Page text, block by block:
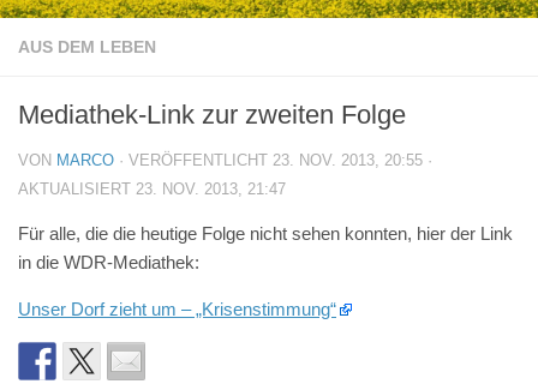
AUS DEM LEBEN
Mediathek-Link zur zweiten Folge
VON MARCO · VERÖFFENTLICHT 23. NOV. 2013, 20:55 ·
AKTUALISIERT 23. NOV. 2013, 21:47
Für alle, die die heutige Folge nicht sehen konnten, hier der Link
in die WDR-Mediathek:
Unser Dorf zieht um – „Krisenstimmung“